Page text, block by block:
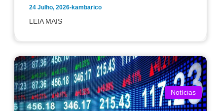
24 Julho, 2026-kambarico
LEIA MAIS
Notícias